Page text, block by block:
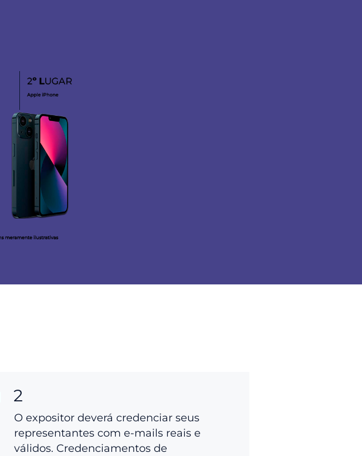
2
O expositor deverá credenciar seus
representantes com e-mails reais e
válidos. Credenciamentos de